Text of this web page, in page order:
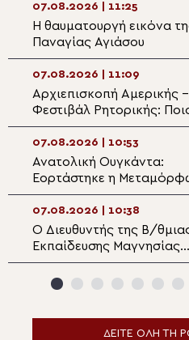
07.08.2026 | 11:25
Η θαυματουργή εικόνα
Παναγίας Αγιάσου
07.08.2026 | 11:09
Αρχιεπισκοπή Αμερικής –
Φεστιβάλ Ρητορικής:
είναι ο φετινός νικητής
07.08.2026 | 10:53
Ανατολική Ουγκάντα:
Εορτάστηκε η
στο «χωριό των
με νέα ομαδική βάπτιση
07.08.2026 | 10:38
Ο Διευθυντής της Β/
Εκπαίδευσης Μαγνησίας
στον Μητροπολίτη
Δημητριάδος
ΔΕΙΤΕ ΟΛΗ ΤΗ